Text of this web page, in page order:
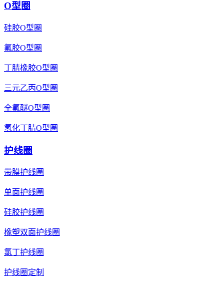
O型圈
硅胶O型圈
氟胶O型圈
丁腈橡胶O型圈
三元乙丙O型圈
全氟醚O型圈
氢化丁腈O型圈
护线圈
带膜护线圈
单面护线圈
硅胶护线圈
橡塑双面护线圈
氯丁护线圈
护线圈定制